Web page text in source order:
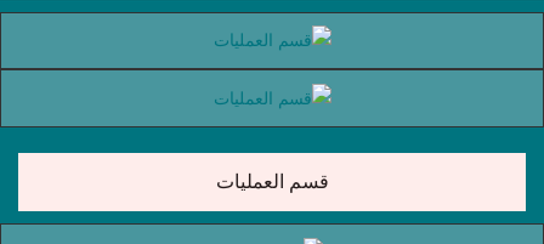
قسم العمليات